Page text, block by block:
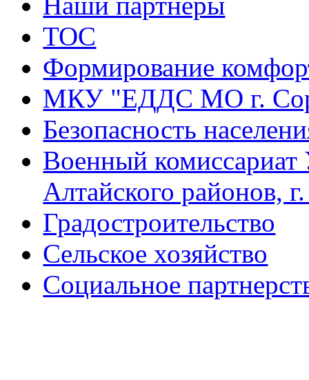
ТОС
Формирование
МКУ "ЕДДС МО г.
Безопасность
Военный комиссариат
Алтайского районов,
Градостроительство
Сельское хозяйство
Социальное